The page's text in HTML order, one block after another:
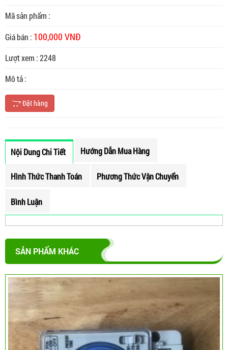
Mã sản phẩm :
Giá bán : 100,000 VNĐ
Lượt xem : 2248
Mô tả :
Đặt hàng
Nội Dung Chi Tiết Hướng Dẫn Mua Hàng
Hình Thức Thanh Toán Phương Thức Vận Chuyển
Bình Luận
SẢN PHẨM KHÁC